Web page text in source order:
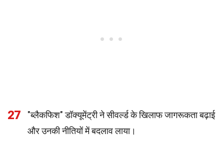
27
"ब्लैकफिश" डॉक्यूमेंट्री ने सीवर्ल्ड के खिलाफ जागरूकता बढ़ाई
और उनकी नीतियों में बदलाव लाया।